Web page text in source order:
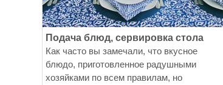
Подача блюд, сервировка стола
Как часто вы замечали, что вкусное
блюдо, приготовленное радушными
хозяйками по всем правилам, но